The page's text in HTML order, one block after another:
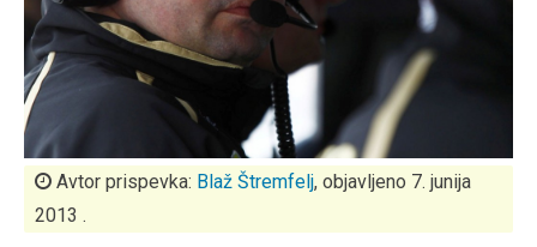
Avtor prispevka: Blaž Štremfelj, objavljeno 7. junija
2013 .